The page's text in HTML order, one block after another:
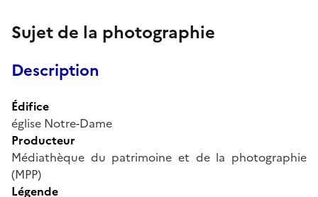
Sujet de la photographie
Description
Édifice
église Notre-Dame
Producteur
Médiathèque du patrimoine et de la photographie
(MPP)
Légende